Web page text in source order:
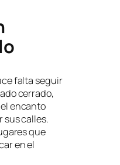
falta seguir
cerrado,
encanto
sus calles.
que
en el